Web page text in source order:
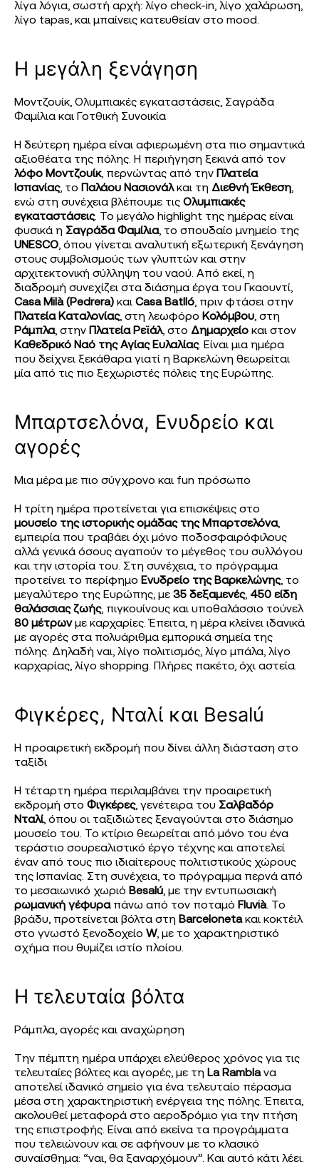
λίγα λόγια, σωστή αρχή: λίγο check-in, λίγο χαλάρωση,
λίγο tapas, και μπαίνεις κατευθείαν στο mood.
Η μεγάλη ξενάγηση
Μοντζουίκ, Ολυμπιακές εγκαταστάσεις, Σαγράδα
Φαμίλια και Γοτθική Συνοικία
Η δεύτερη ημέρα είναι αφιερωμένη στα πιο σημαντικά
αξιοθέατα της πόλης. Η περιήγηση ξεκινά από τον
λόφο Μοντζουίκ, περνώντας από την Πλατεία
Ισπανίας, το Παλάου Νασιονάλκαι τη Διεθνή Έκθεση,
ενώ στη συνέχεια βλέπουμε τις Ολυμπιακές
εγκαταστάσεις. Το μεγάλο highlight της ημέρας είναι
φυσικά η Σαγράδα Φαμίλια, το σπουδαίο μνημείο της
UNESCO, όπου γίνεται αναλυτική εξωτερική ξενάγηση
στους συμβολισμούς των γλυπτών και στην
αρχιτεκτονική σύλληψη του ναού. Από εκεί, η
διαδρομή συνεχίζει στα διάσημα έργα του Γκαουντί,
Casa Milà (Pedrera) και Casa Batlló, πριν φτάσει στην
Πλατεία Καταλονίας, στη λεωφόρο Κολόμβου, στη
Ράμπλα, στην Πλατεία Ρεϊάλ, στο Δημαρχείο και στον
Καθεδρικό Ναό της Αγίας Ευλαλίας. Είναι μια ημέρα
που δείχνει ξεκάθαρα γιατί η Βαρκελώνη θεωρείται
μία από τις πιο ξεχωριστές πόλεις της Ευρώπης.
Μπαρτσελόνα, Ενυδρείο και
αγορές
Μια μέρα με πιο σύγχρονο και fun πρόσωπο
Η τρίτη ημέρα προτείνεται για επισκέψεις στο
μουσείο της ιστορικής ομάδας της Μπαρτσελόνα,
εμπειρία που τραβάει όχι μόνο ποδοσφαιρόφιλους
αλλά γενικά όσους αγαπούν το μέγεθος του συλλόγου
και την ιστορία του. Στη συνέχεια, το πρόγραμμα
προτείνει το περίφημο Ενυδρείο της Βαρκελώνης, το
μεγαλύτερο της Ευρώπης, με 35 δεξαμενές, 450 είδη
θαλάσσιας ζωής, πιγκουίνους και υποθαλάσσιο τούνελ
80 μέτρωνμε καρχαρίες. Έπειτα, η μέρα κλείνει ιδανικά
με αγορές στα πολυάριθμα εμπορικά σημεία της
πόλης. Δηλαδή ναι, λίγο πολιτισμός, λίγο μπάλα, λίγο
καρχαρίας, λίγο shopping. Πλήρες πακέτο, όχι αστεία.
Φιγκέρες, Νταλί και Besalú
Η προαιρετική εκδρομή που δίνει άλλη διάσταση στο
ταξίδι
Η τέταρτη ημέρα περιλαμβάνει την προαιρετική
εκδρομή στο Φιγκέρες, γενέτειρα του Σαλβαδόρ
Νταλί, όπου οι ταξιδιώτες ξεναγούνται στο διάσημο
μουσείο του. Το κτίριο θεωρείται από μόνο του ένα
τεράστιο σουρεαλιστικό έργο τέχνης και αποτελεί
έναν από τους πιο ιδιαίτερους πολιτιστικούς χώρους
της Ισπανίας. Στη συνέχεια, το πρόγραμμα περνά από
το μεσαιωνικό χωριό Besalú, με την εντυπωσιακή
ρωμανική γέφυραπάνω από τον ποταμό Fluvià. Το
βράδυ, προτείνεται βόλτα στη Barcelonetaκαι κοκτέιλ
στο γνωστό ξενοδοχείο W, με το χαρακτηριστικό
σχήμα που θυμίζει ιστίο πλοίου.
Η τελευταία βόλτα
Ράμπλα, αγορές και αναχώρηση
Την πέμπτη ημέρα υπάρχει ελεύθερος χρόνος για τις
τελευταίες βόλτες και αγορές, με τη La Ramblaνα
αποτελεί ιδανικό σημείο για ένα τελευταίο πέρασμα
μέσα στη χαρακτηριστική ενέργεια της πόλης. Έπειτα,
ακολουθεί μεταφορά στο αεροδρόμιο για την πτήση
της επιστροφής. Είναι από εκείνα τα προγράμματα
που τελειώνουν και σε αφήνουν με το κλασικό
συναίσθημα: “ναι, θα ξαναρχόμουν”. Και αυτό κάτι λέει.